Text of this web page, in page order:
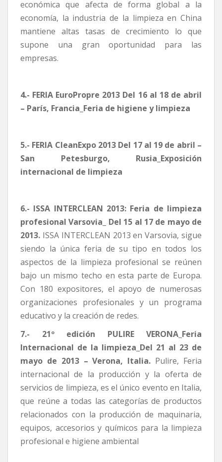
económica que afecta de forma global a la
economía, la industria de la limpieza en China
mantiene altas tasas de crecimiento lo que
supone una gran oportunidad para las
empresas.
4.- FERIA EuroPropre 2013 Del 16 al 18 de abril
– París, Francia_Feria de higiene y limpieza
5.- FERIA CleanExpo 2013 Del 17 al 19 de abril –
San Petesburgo, Rusia_Exposición
internacional de limpieza
6.- ISSA INTERCLEAN 2013: Feria de limpieza
profesional Varsovia_ Del 15 al 17 de mayo de
2013. ISSA INTERCLEAN 2013 en Varsovia, sigue
siendo la única feria de su tipo en todos los
aspectos de la limpieza profesional se reúnen
bajo un mismo techo en esta parte de Europa.
Con 180 expositores, el apoyo de numerosas
organizaciones profesionales y un programa
educativo y la creación de redes.
7.- 21º edición PULIRE VERONA_Feria
Internacional de la limpieza_Del 21 al 23 de
mayo de 2013 – Verona, Italia. Pulire, Feria
internacional de la producción y la oferta de
servicios de limpieza, es el único evento en Italia,
que reúne a todas las categorías de productos
relacionados con la producción de maquinaria,
equipos, accesorios y químicos para la limpieza
profesional e higiene ambiental